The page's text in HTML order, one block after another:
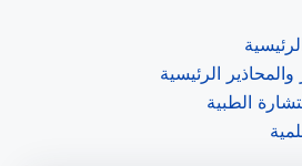
الرئيسية
الطبية